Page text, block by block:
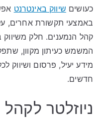
כעושים שיווק באינטרנט
באמצעי תקשורת אחרים,
קהל הנמענים. חלק
המשמש כעיתון מקוון,
מידע יעיל, פרסום ושיווק
חדשים.
ניוזלטר